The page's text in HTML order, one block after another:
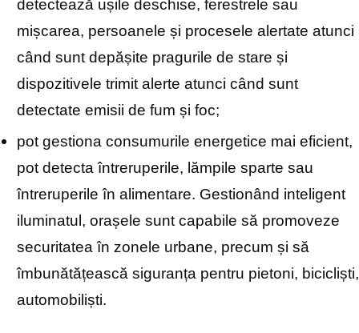
detectează ușile deschise, ferestrele sau
mișcarea, persoanele și procesele alertate atunci
când sunt depășite pragurile de stare și
dispozitivele trimit alerte atunci când sunt
detectate emisii de fum și foc;
pot gestiona consumurile energetice mai eficient,
pot detecta întreruperile, lămpile sparte sau
întreruperile în alimentare. Gestionând inteligent
iluminatul, orașele sunt capabile să promoveze
securitatea în zonele urbane, precum și să
îmbunătățească siguranța pentru pietoni, bicicliști,
automobiliști.